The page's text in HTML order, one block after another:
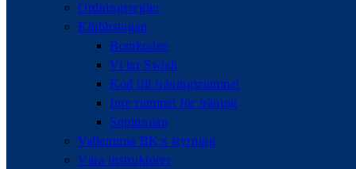
Ordningsregler
Klubbstugan
Bomkoden
Vi tar Swish
Kod till träningsrummet
Inre rummet för träning
Soptunnan
Vallentuna BK:s styrning
Våra instruktörer